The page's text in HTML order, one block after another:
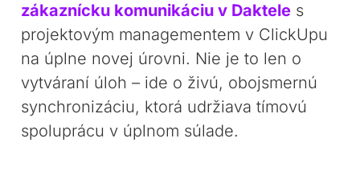
zákaznícku komunikáciu v Daktele s
projektovým managementem v ClickUpu
na úplne novej úrovni. Nie je to len o
vytváraní úloh – ide o živú, obojsmernú
synchronizáciu, ktorá udržiava tímovú
spoluprácu v úplnom súlade.